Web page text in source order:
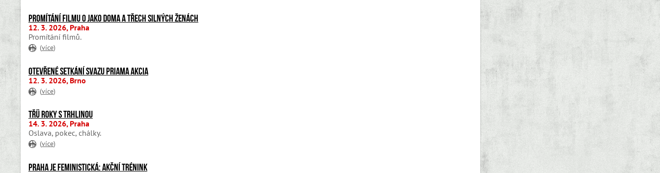
Promítání filmu o Jako doma a třech silných ženách
12. 3. 2026, Praha
Promítání filmů.
(více)
Otevřené setkání svazu Priama akcia
12. 3. 2026, Brno
(více)
Třü roky s Trhlinou
14. 3. 2026, Praha
Oslava, pokec, chálky.
(více)
Praha je feministická: akční trénink